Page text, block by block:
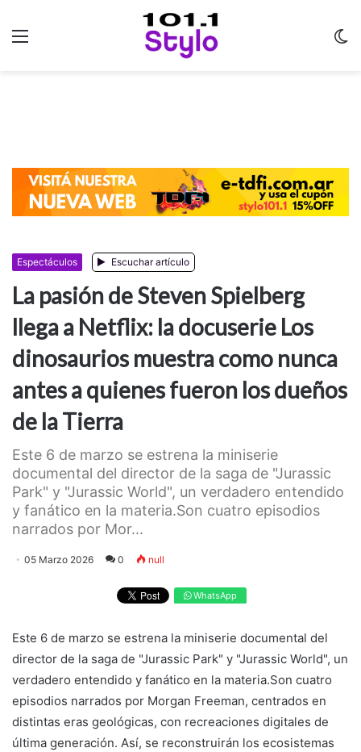
Espectáculos Escuchar artículo
La pasión de Steven Spielberg
llega a Netflix: la docuserie Los
dinosaurios muestra como nunca
antes a quienes fueron los dueños
de la Tierra
Este 6 de marzo se estrena la miniserie
documental del director de la saga de "Jurassic
Park" y "Jurassic World", un verdadero entendido
y fanático en la materia.Son cuatro episodios
narrados por Mor...
05 Marzo 2026 0 null
WhatsApp
Este 6 de marzo se estrena la miniserie documental del
director de la saga de "Jurassic Park" y "Jurassic World", un
verdadero entendido y fanático en la materia.Son cuatro
episodios narrados por Morgan Freeman, centrados en
distintas eras geológicas, con recreaciones digitales de
última generación. Así, se reconstruirán los ecosistemas